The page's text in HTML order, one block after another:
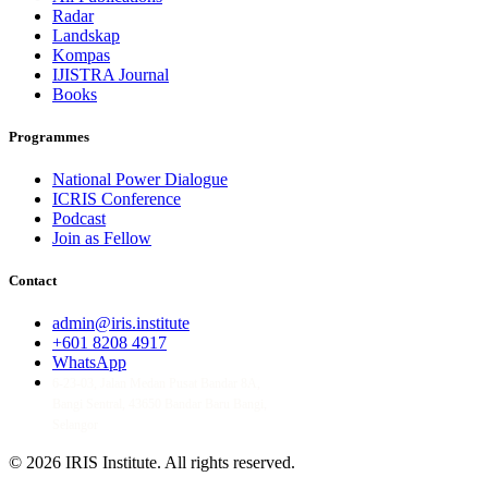
Radar
Landskap
Kompas
IJISTRA Journal
Books
Programmes
National Power Dialogue
ICRIS Conference
Podcast
Join as Fellow
Contact
admin@iris.institute
+601 8208 4917
WhatsApp
© 2026 IRIS Institute. All rights reserved.